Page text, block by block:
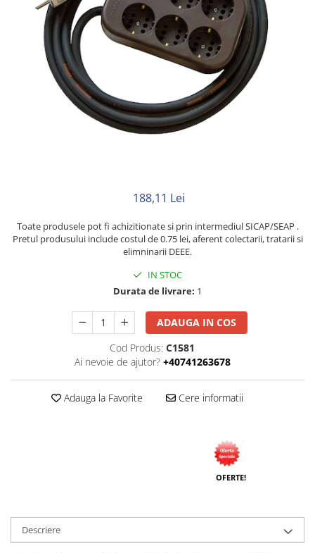
Neopren
Siliconice
188,11 Lei
Toate produsele pot fi achizitionate si prin intermediul SICAP/SEAP .
Pretul produsului include costul de 0.75 lei, aferent colectarii, tratarii si
elimninarii DEEE.
IN STOC
Durata de livrare: 1
ADAUGA IN COS
Cod Produs: C1581
Ai nevoie de ajutor? +40741263678
Adauga la Favorite Cere informatii
OFERTE!
Descriere